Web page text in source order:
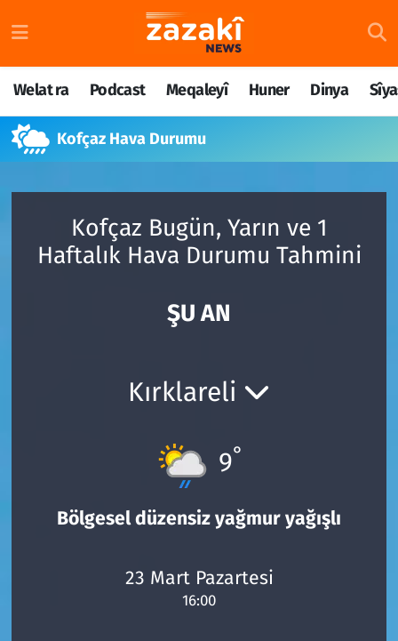
Welat ra Podcast Meqaleyî Huner Dinya
Kofçaz Hava Durumu
Kofçaz Bugün, Yarın ve 1
Haftalık Hava Durumu Tahmini
ŞU AN
Kırklareli
9°
Bölgesel düzensiz yağmur yağışlı
23 Mart Pazartesi
16:00
Welat ra
Podcast
Meqaleyî
Dinya
Nöbetçi Eczaneler
Hava Durumu
Namaz Vakitleri
Süper Lig Puan Durumu ve Fikstür
Haber Arşivi